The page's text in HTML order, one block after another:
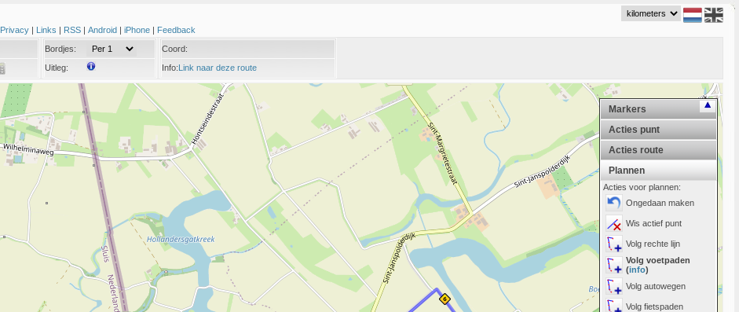
Privacy | Links | RSS | Android | iPhone | Feedback
Bordjes:
Uitleg:
Coord:
Info:Link naar deze route
Markers
Acties punt
Acties route
Plannen
Acties voor plannen:
Ongedaan maken
Wis actief punt
Volg rechte lijn
Volg voetpaden
(info)
Volg autowegen
Volg fietspaden